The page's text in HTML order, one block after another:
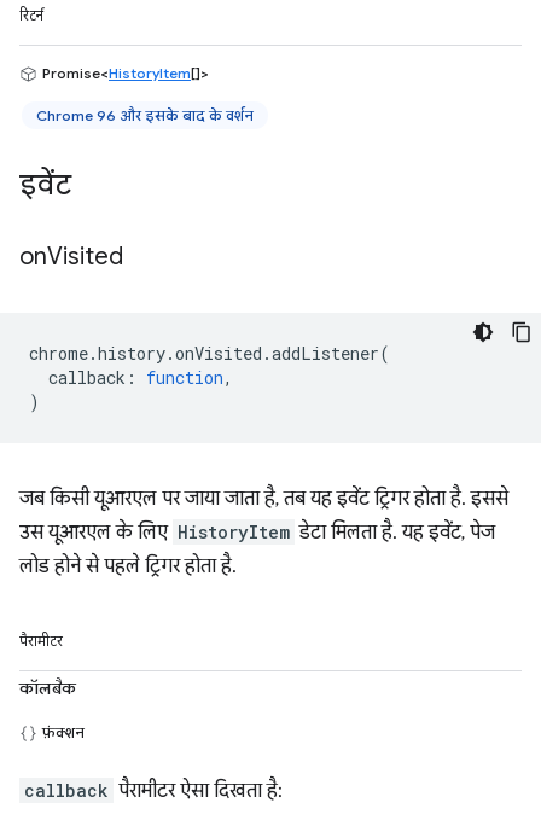
रिटर्न
Promise<HistoryItem[]>
Chrome 96 और इसके बाद के वर्शन
इवेंट
onVisited
chrome.history.onVisited .addListener(
callback : function,
)
जब किसी यूआरएल पर जाया जाता है, तब यह इवेंट ट्रिगर होता है. इससे
उस यूआरएल के लिए HistoryItem डेटा मिलता है. यह इवेंट, पेज
लोड होने से पहले ट्रिगर होता है.
पैरामीटर
कॉलबैक
फ़ंक्शन
callback पैरामीटर ऐसा दिखता है: